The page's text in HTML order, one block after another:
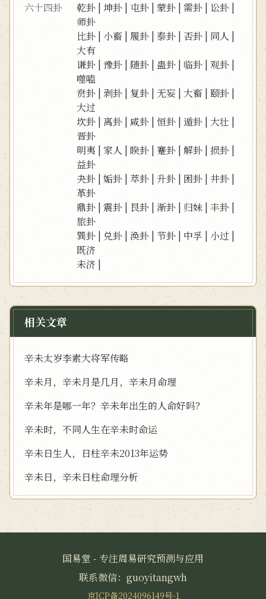
六十四卦
乾卦 | 坤卦 | 屯卦 |蒙卦 |需卦 | 讼卦 |
师卦
比卦 | 小畜 | 履卦 |泰卦 | 否卦 | 同人 |
大有
谦卦 |豫卦 | 随卦 | 蛊卦 | 临卦 |观卦 |
噬嗑
贲卦 | 剥卦 | 复卦 | 无妄 |大畜 | 颐卦 |
大过
坎卦 |离卦 | 咸卦 |恒卦 |遁卦 |大壮 |
晋卦
明夷 |家人 |睽卦 | 蹇卦 |解卦 |损卦 |
益卦
夬卦 |姤卦 | 萃卦 |升卦 | 困卦 |井卦 |
革卦
鼎卦 |震卦 | 艮卦 |渐卦 | 归妹 |丰卦 |
旅卦
巽卦 | 兑卦 |涣卦 |节卦 | 中孚 | 小过 |
既济
未济 |
相关文章
辛未太岁李素大将军传略
辛未月，辛未月是几月，辛未月命理
辛未年是哪一年？辛未年出生的人命好吗？
辛未时，不同人生在辛未时命运
辛未日生人，日柱辛未2013年运势
辛未日，辛未日柱命理分析
国易堂 - 专注周易研究预测与应用
联系微信：guoyitangwh
京ICP备2024096149号-1